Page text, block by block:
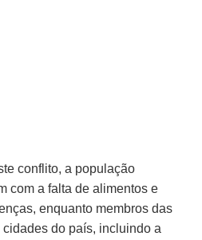
conflito, a população
com a falta de alimentos e
enquanto membros das
do país, incluindo a